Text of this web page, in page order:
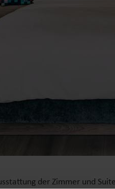
der Zimmer und